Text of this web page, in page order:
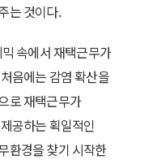
는 것이다.
속에서 재택근무가
음에는 감염 확산을
로 재택근무가
공하는 획일적인
환경을 찾기 시작한